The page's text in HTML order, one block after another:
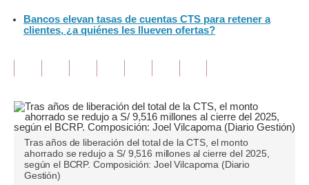
Plus G
Blogs
Tendencias
Lujo
Bancos elevan tasas de cuentas CTS para retener a
clientes, ¿a quiénes les llueven ofertas?
Tras años de liberación del total de la CTS, el monto
ahorrado se redujo a S/ 9,516 millones al cierre del 2025,
según el BCRP. Composición: Joel Vilcapoma (Diario
Gestión)